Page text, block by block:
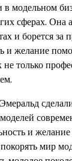
в модельном
сферах. Она
и борется за
и желание
не только
и
мир